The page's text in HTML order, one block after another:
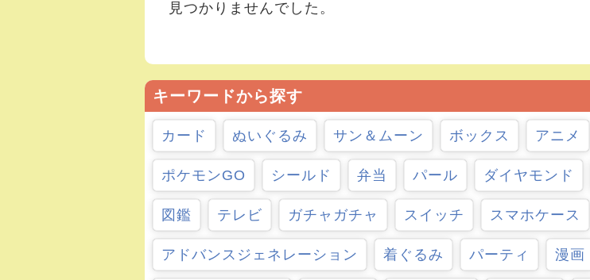
見つかりませんでした。
キーワードから探す
カード ぬいぐるみ サン＆ムーン ボックス アニメ
ポケモンGO シールド 弁当 パール ダイヤモンド
図鑑 テレビ ガチャガチャ スイッチ スマホケース
アドバンスジェネレーション 着ぐるみ パーティ 漫画